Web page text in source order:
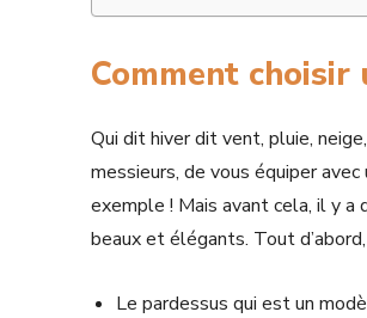
Comment choisir
Qui dit hiver dit vent, pluie,
messieurs, de vous équiper avec
exemple ! Mais avant cela, il y
beaux et élégants. Tout
Le pardessus qui est un